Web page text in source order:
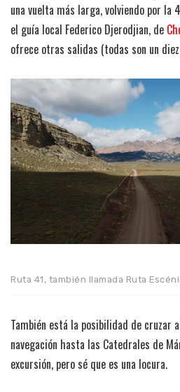
una vuelta más larga, volviendo por la
el guía local Federico Djerodjian, de
ofrece otras salidas (todas son un
Ruta 41, también llamada Ruta
También está la posibilidad de cruzar
navegación hasta las Catedrales de
excursión, pero sé que es una locura.